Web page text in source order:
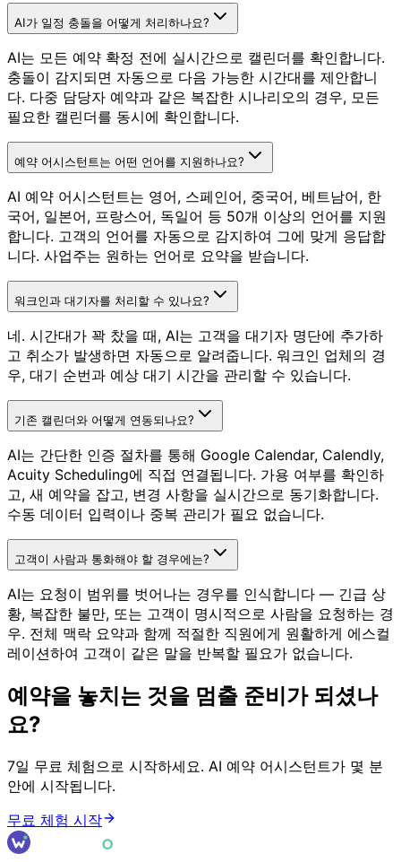
AI가 일정 충돌을 어떻게 처리하나요?
AI는 모든 예약 확정 전에 실시간으로 캘린더를 확인합니다.
충돌이 감지되면 자동으로 다음 가능한 시간대를 제안합니
다. 다중 담당자 예약과 같은 복잡한 시나리오의 경우, 모든
필요한 캘린더를 동시에 확인합니다.
예약 어시스턴트는 어떤 언어를 지원하나요?
AI 예약 어시스턴트는 영어, 스페인어, 중국어, 베트남어, 한
국어, 일본어, 프랑스어, 독일어 등 50개 이상의 언어를 지원
합니다. 고객의 언어를 자동으로 감지하여 그에 맞게 응답합
니다. 사업주는 원하는 언어로 요약을 받습니다.
워크인과 대기자를 처리할 수 있나요?
네. 시간대가 꽉 찼을 때, AI는 고객을 대기자 명단에 추가하
고 취소가 발생하면 자동으로 알려줍니다. 워크인 업체의 경
우, 대기 순번과 예상 대기 시간을 관리할 수 있습니다.
기존 캘린더와 어떻게 연동되나요?
AI는 간단한 인증 절차를 통해 Google Calendar, Calendly,
Acuity Scheduling에 직접 연결됩니다. 가용 여부를 확인하
고, 새 예약을 잡고, 변경 사항을 실시간으로 동기화합니다.
수동 데이터 입력이나 중복 관리가 필요 없습니다.
고객이 사람과 통화해야 할 경우에는?
AI는 요청이 범위를 벗어나는 경우를 인식합니다 — 긴급 상
황, 복잡한 불만, 또는 고객이 명시적으로 사람을 요청하는 경
우. 전체 맥락 요약과 함께 적절한 직원에게 원활하게 에스컬
레이션하여 고객이 같은 말을 반복할 필요가 없습니다.
예약을 놓치는 것을 멈출 준비가 되셨나
요?
7일 무료 체험으로 시작하세요. AI 예약 어시스턴트가 몇 분
안에 시작됩니다.
무료 체험 시작